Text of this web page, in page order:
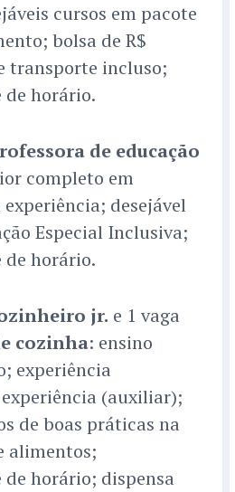
cursos em pacote
bolsa de R$
transporte incluso;
horário.
de educação
completo em
experiência; desejável
Especial Inclusiva;
horário.
jr. e 1 vaga
cozinha: ensino
experiência
(auxiliar);
de boas práticas na
alimentos;
horário; dispensa